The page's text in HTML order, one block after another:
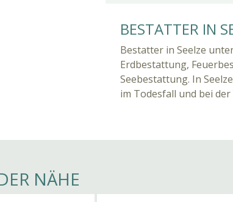
BESTATTER IN
Bestatter in Seelze
Erdbestattung,
Seebestattung. In
im Todesfall und bei
NÄHE